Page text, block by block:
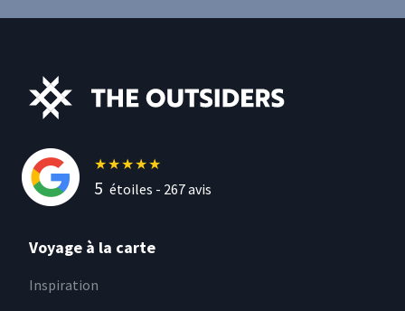
★★★★★
5 étoiles - 267avis
Voyage à la carte
Inspiration